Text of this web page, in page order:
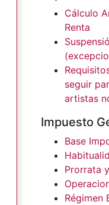
Cálculo
Renta
seguir
artistas
Impuesto
Base
Prorrata
Régimen